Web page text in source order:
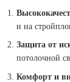
и на
Защита от
потолочной
Комфорт и